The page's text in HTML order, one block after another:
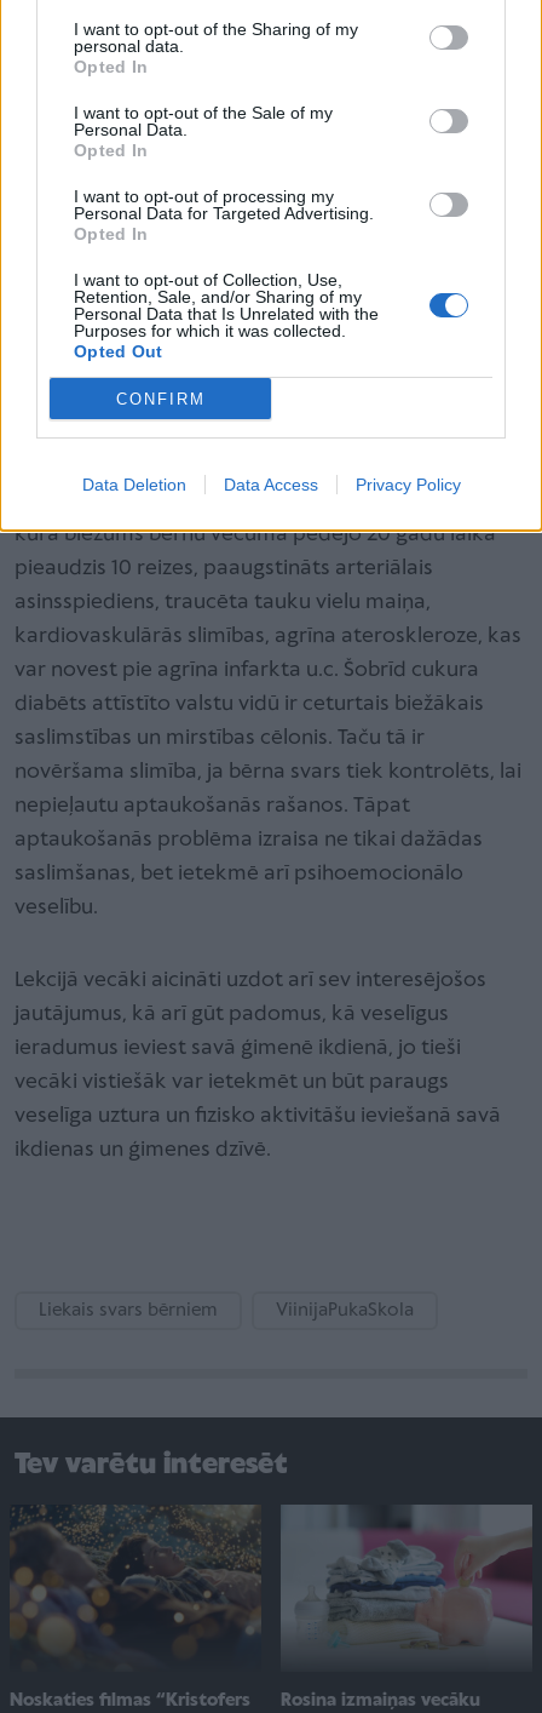
I want to opt-out of the Sharing of my
personal data.
Opted In
I want to opt-out of the Sale of my
Personal Data.
Opted In
I want to opt-out of processing my
Personal Data for Targeted Advertising.
Opted In
I want to opt-out of Collection, Use,
Retention, Sale, and/or Sharing of my
Personal Data that Is Unrelated with the
Purposes for which it was collected.
Opted Out
CONFIRM
Data Deletion Data Access Privacy Policy
komanda – Rīgas Stradiņa universitātes studenti. Arī
šo „Vinnija Pūka skolas” semināru vadīs
universitātes slimnīcas, un vecākiem izstāstīs
un izskaidros visu aktuālo informāciju saistībā ar
liekā svara un aptaukošanās problēmas ietekmi uz
veselību.
Viena no lekcijas vadītājām, BKUS Bērnu slimību
klīnikas virsārste endokrinoloģijā Iveta Dzīvīte-
Krišāne, uzsver, ka aptaukošanās saistās ar
nopietniem veselības traucējumiem, kas attīstās
agrīni un noved pie dzīves kvalitātes pasliktināšanās,
palielināšanās. Piemēram, 2.tipa cukura diabēts,
kura biežums bērnu vecumā pēdējo 20 gadu laikā
pieaudzis 10 reizes, paaugstināts arteriālais
asinsspiediens, traucēta tauku vielu maiņa,
kardiovaskulārās slimības, agrīna ateroskleroze, kas
var novest pie agrīna infarkta u.c. Šobrīd cukura
diabēts attīstīto valstu vidū ir ceturtais biežākais
saslimstības un mirstības cēlonis. Taču tā ir
novēršama slimība, ja bērna svars tiek kontrolēts, lai
nepieļautu aptaukošanās rašanos. Tāpat
aptaukošanās problēma izraisa ne tikai dažādas
saslimšanas, bet ietekmē arī psihoemocionālo
veselību.
Lekcijā vecāki aicināti uzdot arī sev interesējošos
jautājumus, kā arī gūt padomus, kā veselīgus
ieradumus ieviest savā ģimenē ikdienā, jo tieši
vecāki vistiešāk var ietekmēt un būt paraugs
veselīga uztura un fizisko aktivitāšu ieviešanā savā
ikdienas un ģimenes dzīvē.
Liekais svars bērniem ViinijaPukaSkola
Tev varētu interesēt
Noskaties filmas “Kristofers
Rosina izmaiņas vecāku